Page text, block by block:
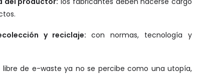
y reciclaje:con normas, tecnología y
de e-waste ya no se percibe como una utopía,